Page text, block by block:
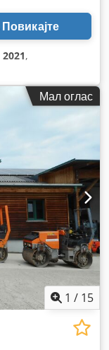
Повикајте
2021,
Мал оглас
1 / 15